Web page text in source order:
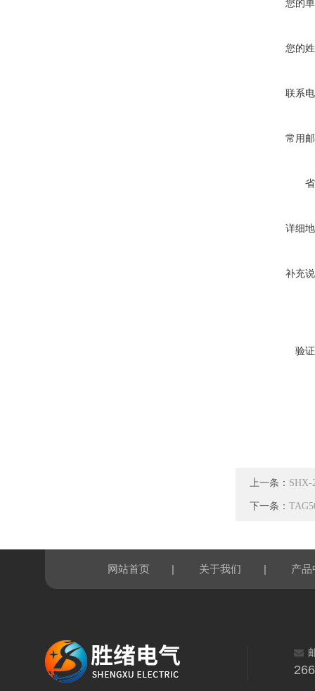
您的
您的
联系
常用
详细
补充
验
上一条：
下一条：
网站首页 | 关于我们 | 产品